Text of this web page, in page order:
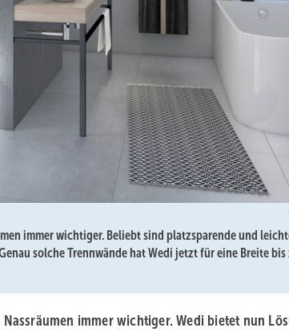
immer wichtiger. Beliebt sind platzsparende und
solche Trennwände hat Wedi jetzt für eine Breite bis
immer wichtiger. Wedi bietet nun